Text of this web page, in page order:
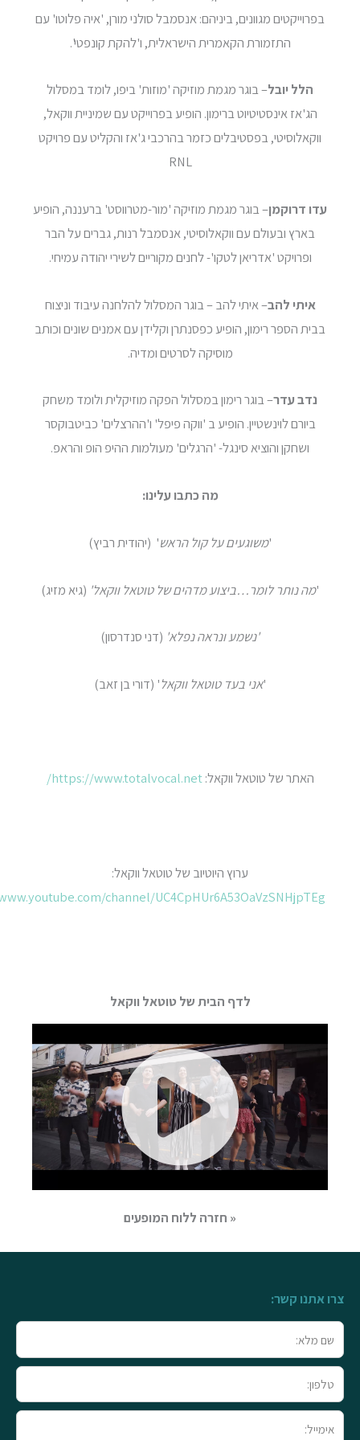
בפרוייקטים מגוונים, ביניהם: אנסמבל סולני מורן, 'איה פלוטו' עם
התזמורת הקאמרית הישראלית, ו'להקת קונפטי'.
הלל יובל– בוגר מגמת מוזיקה 'מוזות' ביפו, לומד במסלול
הג'אז אינסטיטיוט ברימון. הופיע בפרוייקט עם שמיניית ווקאל,
ווקאלוסיטי, בפסטיבלים כזמר בהרכבי ג'אז והקליט עם פרויקט
RNL
עדו דרוקמן– בוגר מגמת מוזיקה 'מור-מטרווסט' ברעננה, הופיע
בארץ ובעולם עם ווקאלוסיטי, אנסמבל רנות, גברים על הבר
ופרויקט 'אדריאן לטקו'- לחנים מקוריים לשירי יהודה עמיחי.
איתי להב– איתי להב – בוגר המסלול להלחנה עיבוד וניצוח
בבית הספר רימון, הופיע כפסנתרן וקלידן עם אמנים שונים וכותב
מוסיקה לסרטים ומדיה.
נדב עדר– בוגר רימון במסלול הפקה מוזיקלית ולומד משחק
ביורם לוינשטיין. הופיע ב 'ווקה פיפל' ו'ההרצלים' כביטבוקסר
ושחקן והוציא סינגל- 'הרגלים' מעולמות ההיפ הופ והראפ.
מה כתבו עלינו:
'משוגעים על קול הראש' (יהודית רביץ)
'מה נותר לומר…ביצוע מדהים של טוטאל ווקאל' (גיא מזיג)
'נשמע ונראה נפלא' (דני סנדרסון)
'אני בעד טוטאל ווקאל' (דורי בן זאב)
האתר של טוטאל ווקאל:https://www.totalvocal.net/
ערוץ היוטיוב של טוטאל ווקאל:
לדף הבית של טוטאל ווקאל
« חזרה ללוח המופעים
צרו אתנו קשר:
מלא
טלפון